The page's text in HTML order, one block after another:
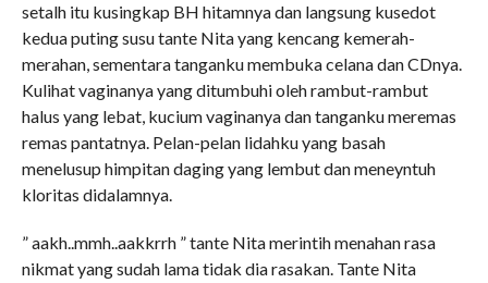
setalh itu kusingkap BH hitamnya dan langsung kusedot
kedua puting susu tante Nita yang kencang kemerah-
merahan, sementara tanganku membuka celana dan CDnya.
Kulihat vaginanya yang ditumbuhi oleh rambut-rambut
halus yang lebat, kucium vaginanya dan tanganku meremas
remas pantatnya. Pelan-pelan lidahku yang basah
menelusup himpitan daging yang lembut dan meneyntuh
kloritas didalamnya.
” aakh..mmh..aakkrrh ” tante Nita merintih menahan rasa
nikmat yang sudah lama tidak dia rasakan. Tante Nita